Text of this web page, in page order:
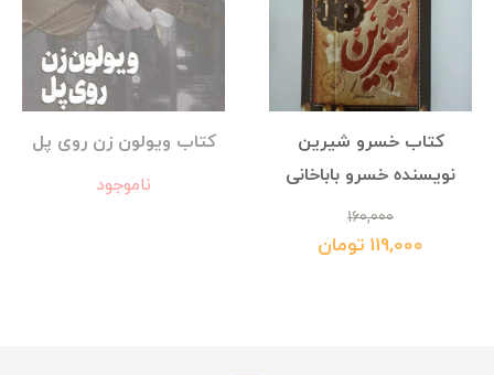
کتاب خسرو شیرین
نویسنده خسرو باباخانی
160,000
119,000 تومان
کتاب ویولون زن روی پل
ناموجود